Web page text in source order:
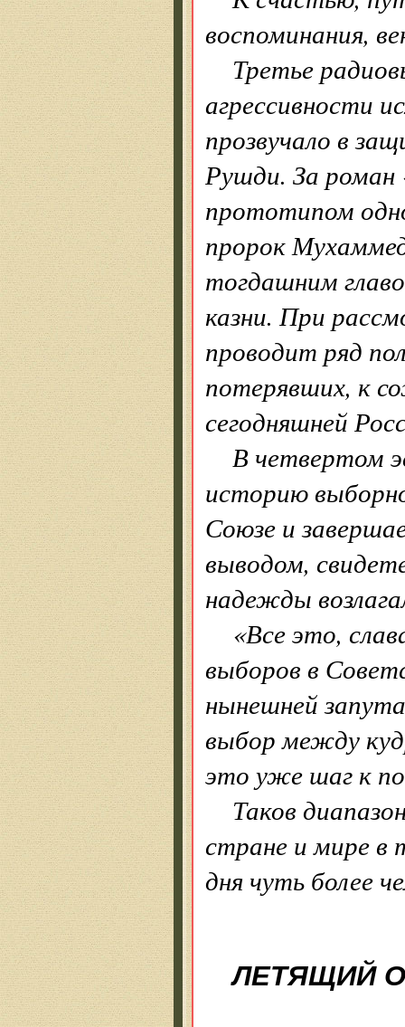
воспоминания,
Третье
агрессивности
прозвучало в
Рушди. За роман
прототипом
пророк
тогдашним
казни. При
проводит ряд
потерявших, к
сегодняшней
В четвертом
историю
Союзе и
выводом,
надежды
«Все это,
выборов в
нынешней
выбор между
это уже шаг к
Таков
стране и мире в
дня чуть более
ЛЕТЯЩИЙ